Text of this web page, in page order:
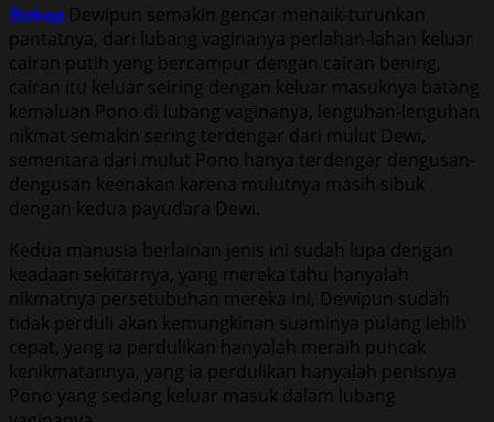
Bokep Dewipun semakin gencar menaik-turunkan
pantatnya, dari lubang vaginanya perlahan-lahan keluar
cairan putih yang bercampur dengan cairan bening,
cairan itu keluar seiring dengan keluar masuknya batang
kemaluan Pono di lubang vaginanya, lenguhan-lenguhan
nikmat semakin sering terdengar dari mulut Dewi,
sementara dari mulut Pono hanya terdengar dengusan-
dengusan keenakan karena mulutnya masih sibuk
dengan kedua payudara Dewi.
Kedua manusia berlainan jenis ini sudah lupa dengan
keadaan sekitarnya, yang mereka tahu hanyalah
nikmatnya persetubuhan mereka ini, Dewipun sudah
tidak perduli akan kemungkinan suaminya pulang lebih
cepat, yang ia perdulikan hanyalah meraih puncak
kenikmatannya, yang ia perdulikan hanyalah penisnya
Pono yang sedang keluar masuk dalam lubang